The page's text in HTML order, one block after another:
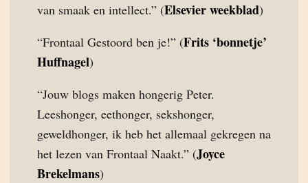
van smaak en intellect.” (Elsevier weekblad)
“Frontaal Gestoord ben je!” (Frits ‘bonnetje’
Huffnagel)
“Jouw blogs maken hongerig Peter.
Leeshonger, eethonger, sekshonger,
geweldhonger, ik heb het allemaal gekregen na
het lezen van Frontaal Naakt.” (Joyce
Brekelmans)